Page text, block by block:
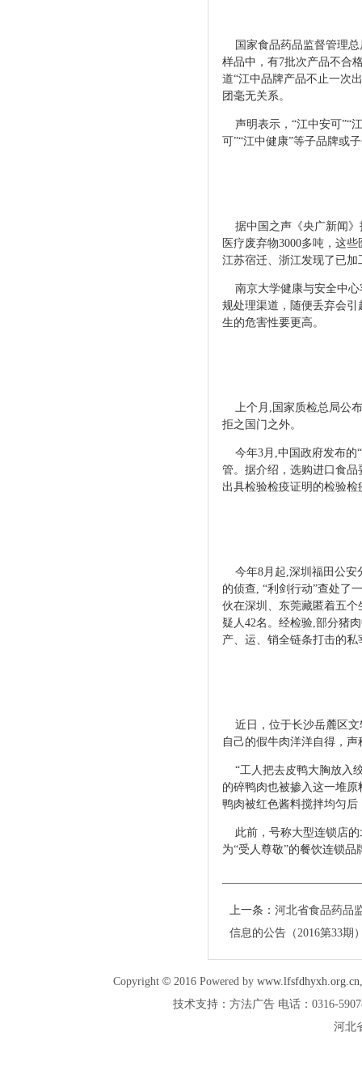
国家食品药品监督管理
样品中， 有7批次产品不合
道“江中品牌产品不止一次
团毫无关系。
声明表示，“江中安可”“
可”“江中健康”等子品
据中国之声《央广新闻》
医疗废弃物3000多吨，这
江苏宿迁、浙江发现了
南京大学健康与安全中心
规处理渠道，随便丢弃会引
生的危害性要更高。
上个月,国家质检总局公布
拒之国门之外。
今年3月,中国政府发布的
管。据介绍，选购进口食
出具检验检疫证明的检验
今年8月起,深圳福田公安
的侦查, “利剑行动”查处了
伙在深圳、东莞藏匿着五个
疑人42名。经检验,部分猪肉
产、运、销全链条打击的
近日，位于长沙岳麓区文
自己的假牛肉洋洋自得，声
“工人把去皮鸭大胸放入
的碎鸭肉也被掺入这一堆
鸭肉被红色酱料搅拌均匀
此前，号称大型连锁店的
为“受人尊敬”的餐饮连锁品
上一条： 河北省食品药品
信息的公告（2016第33期
Copyright © 2016 Powered by www.lfsfdhyxh.org.cn
技术支持：方法广告 电话：0316-
河北